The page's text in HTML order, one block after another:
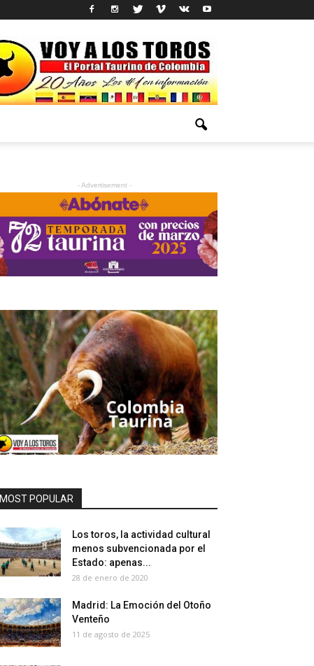
- Advertisement -
MOST POPULAR
Los toros, la actividad cultural
menos subvencionada por el
Estado: apenas...
28 de enero de 2020
Madrid: La Emoción del Otoño
Venteño
11 de agosto de 2025